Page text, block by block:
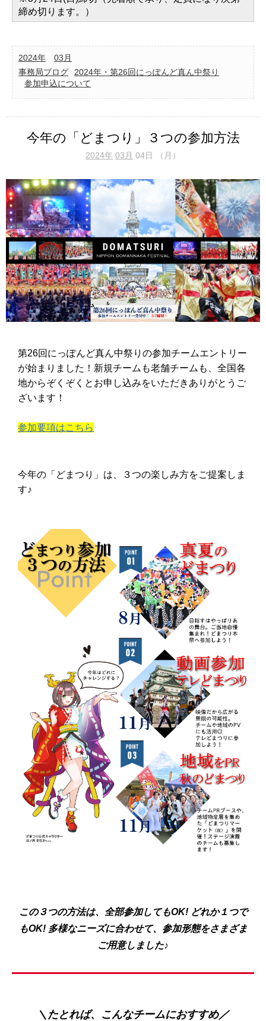
締め切ります。）
2024年
03月
事務局ブログ
2024年・第26回にっぽんど真ん中祭り
参加申込について
今年の「どまつり」３つの参加方法
2024年 03月 04日 （月）
第26回にっぽんど真ん中祭りの参加チームエントリー
が始まりました！新規チームも老舗チームも、全国各
地からぞくぞくとお申し込みをいただきありがとうご
ざいます！
参加要項はこちら
今年の「どまつり」は、３つの楽しみ方をご提案しま
す♪
この３つの方法は、全部参加してもOK! どれか１つで
もOK! 多様なニーズに合わせて、参加形態をさまざま
ご用意しました♪
＼たとれば、こんなチームにおすすめ／